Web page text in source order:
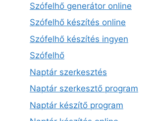
Szófelhő generátor online
Szófelhő készítés online
Szófelhő készítés ingyen
Szófelhő
Naptár szerkesztés
Naptár szerkesztő program
Naptár készítő program